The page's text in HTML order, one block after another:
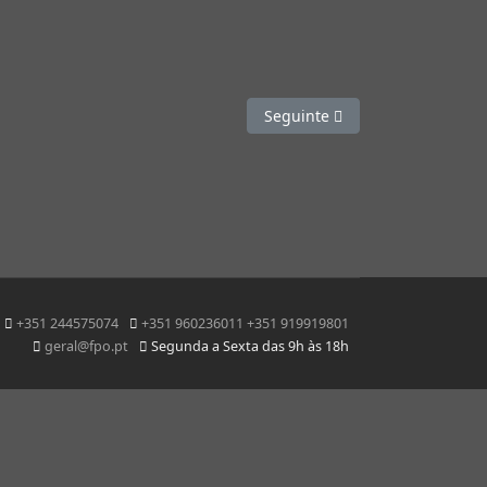
Artigo seguinte: Nutrição
Seguinte
+351 244575074
+351 960236011 +351 919919801
geral@fpo.pt
Segunda a Sexta das 9h às 18h